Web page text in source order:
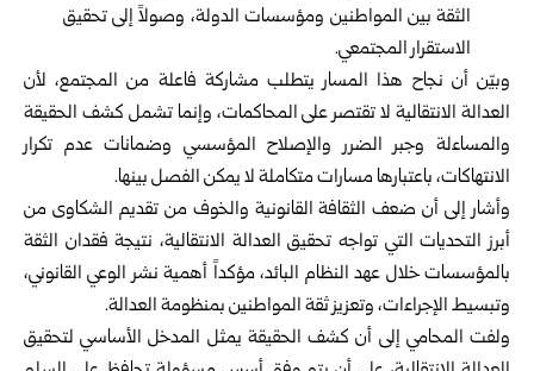
الثقة ‏بين المواطنين ومؤسسات الدولة، وصولاً إلى تحقيق
الاستقرار المجتمعي.‏
وبيّن أن نجاح هذا المسار يتطلب مشاركة فاعلة من المجتمع، لأن
العدالة الانتقالية ‏لا تقتصر على المحاكمات، وإنما تشمل كشف الحقيقة
والمساءلة وجبر الضرر ‏والإصلاح المؤسسي وضمانات عدم تكرار
الانتهاكات، باعتبارها مسارات متكاملة ‏لا يمكن الفصل بينها.‏
وأشار إلى أن ضعف الثقافة القانونية والخوف من تقديم الشكاوى من
أبرز ‏التحديات التي تواجه تحقيق العدالة الانتقالية، نتيجة فقدان الثقة
بالمؤسسات خلال ‏عهد النظام البائد، مؤكداً أهمية نشر الوعي القانوني،
وتبسيط الإجراءات، وتعزيز ‏ثقة المواطنين بمنظومة العدالة.‏
ولفت المحامي إلى أن كشف الحقيقة يمثل المدخل الأساسي لتحقيق